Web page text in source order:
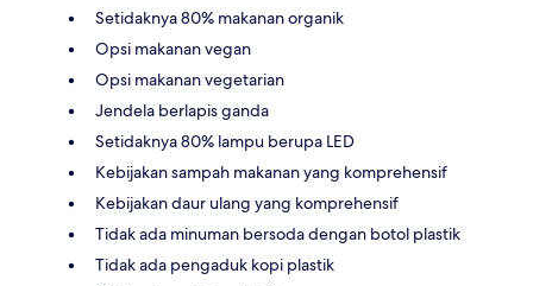
Setidaknya 80% makanan organik
Opsi makanan vegan
Opsi makanan vegetarian
Jendela berlapis ganda
Setidaknya 80% lampu berupa LED
Kebijakan sampah makanan yang komprehensif
Kebijakan daur ulang yang komprehensif
Tidak ada minuman bersoda dengan botol plastik
Tidak ada pengaduk kopi plastik